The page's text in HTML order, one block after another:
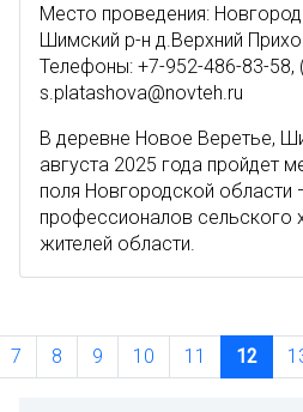
Место проведения:
Шимский р-н д.Верхний
Телефоны: +7-952-486-83-58,
s.platashova@novteh.ru
В деревне Новое Веретье,
августа 2025 года пройдет
поля Новгородской области
профессионалов сельского
жителей области.
7 8 9 10 11 12